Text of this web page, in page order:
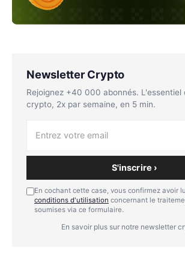
Newsletter Crypto
Rejoignez +40 000 abonnés. L'essentiel
crypto, 2x par semaine, en 5 min.
S'inscrire ›
En cochant cette case, vous confirmez avoir
conditions d'utilisation concernant le
soumises via ce formulaire.
En savoir plus sur notre newsletter